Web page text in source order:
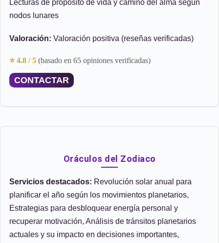
Lecturas de propósito de vida y camino del alma según
nodos lunares
Valoración: Valoración positiva (reseñas verificadas)
⭐ 4.8 / 5 (basado en 65 opiniones verificadas)
CONTACTAR
Oráculos del Zodiaco
Servicios destacados: Revolución solar anual para
planificar el año según los movimientos planetarios,
Estrategias para desbloquear energía personal y
recuperar motivación, Análisis de tránsitos planetarios
actuales y su impacto en decisiones importantes,